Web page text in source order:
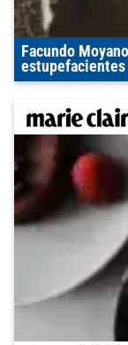
Facundo
estupefacientes